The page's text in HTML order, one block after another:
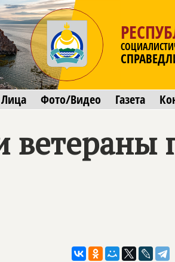
Лица Фото/Видео Газета